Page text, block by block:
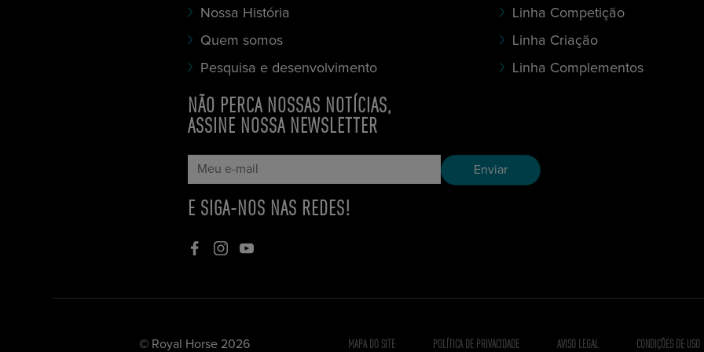
Nossa História
Quem somos
Pesquisa e desenvolvimento
Linha Competição
Linha Criação
Linha Complementos
NÃO PERCA NOSSAS NOTÍCIAS,
ASSINE NOSSA NEWSLETTER
E SIGA-NOS NAS REDES!
© Royal Horse 2026 MAPA DO SITE POLÍTICA DE PRIVACIDADE AVISO LEGAL CONDIÇÕES DE USO